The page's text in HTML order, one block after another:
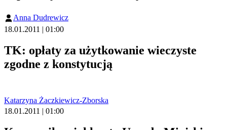
Anna Dudrewicz
18.01.2011 | 01:00
TK: opłaty za użytkowanie wieczyste
zgodne z konstytucją
Katarzyna Żaczkiewicz-Zborska
18.01.2011 | 01:00